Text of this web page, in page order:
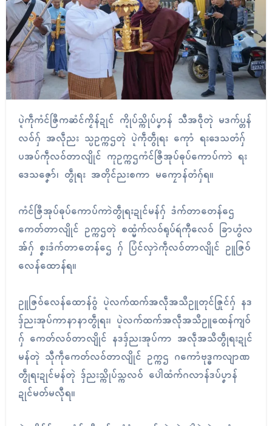
ပ္ဍဲကဵုကံၚ်ဇြဳကဆံၚ်ကၟိန်ဍုၚ် က္ဍိုပ်သ္ကိုပ်ပၞာန် သီအဝဵုတုဲ မဒက်ပ္တန်
လဝ်ဂှ် အလဵုညး သ္ပဥက္ကဌတုဲ ပ္ဍဲကဵုတွဵုရး ကေုာံ ရးဒေသတံဂှ်
ပအပ်ကဵုလဝ်တာလျိုၚ် ကုဥက္ကဌကံၚ်ဇြဳအုပ်ဓုပ်ကောပ်ကာဲ ရး
ဒေသဇၞော်၊ တွဵုရး အတိုၚ်ညးစကာ မကၠောန်တံဂှ်ရ။
ကံၚ်ဇြဳအုပ်ဓုပ်ကောပ်ကာဲတွဵုရးဍုၚ်မန်ဂှ် ဒံက်တာတေန်ဌေ
ကေတ်တာလျိုၚ် ဥက္ကဌတုဲ စထ္မံက်လဝ်ရုပ်ရဴကီုလေဝ် ခြာဟွံလ
အ်ဂှ် စၞးဒံက်တာတေန်ဌေ ဂှ် ပြံၚ်လှာဲကဵုလဝ်တာလျိုၚ် ဥူဇြဝ်
လေန်ထောန်ရ။
ဥူဇြဝ်လေန်ထောန်ဝွံ ပ္ဍဲလက်ထက်အလဵုအသဳဥူတုၚ်ဇြုၚ်ဂှ် နဒ
ဒှ်ညးအုပ်ကာနာနာတွဵုရး၊ ပ္ဍဲလက်ထက်အလဵုအသဳဥူထေန်ကျဝ်
ဂှ် ကေတ်လဝ်တာလျိုၚ် နဒဒှ်ညးအုပ်ကာ အလဵုအသဳတွဵုရးဍုၚ်
မန်တုဲ သီုကဵုကေတ်လဝ်တာလျိုၚ် ဥက္ကဌ ဂကောံဗုဒ္ဓကလျာဏ
တွဵုရးဍုၚ်မန်တုဲ ဒှ်ညးသ္ကိုပ်သ္ကလဝ် ပေါဲထံက်ဂလာန်ဒပ်ပၞာန်
ဍုၚ်မတ်မလီုရ။